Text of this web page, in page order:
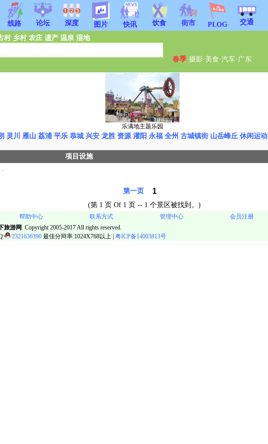
线路 论坛 深度 图片 快讯 饮食 街市 PLOG 交通
村 乡村 农庄 遗产 温泉 湿地
春季·摄影· 美食·汽车· 广东
乐满地主题乐园
灵川 雁山 荔浦 平乐 恭城 兴安 龙胜 资源 灌阳 永福 全州 古城镇街 山岳峰丘 休闲运动
项目设施
.
第一页 1
(第 1 页 Of 1 页 -- 1 个景区被找到。)
帮助中心 联系方式 管理中心 会员注册
旅游网 . Copyright 2005-2017 All rights reserved.
2321636390 最佳分辩率:1024X768以上 | 粤ICP备14003813号